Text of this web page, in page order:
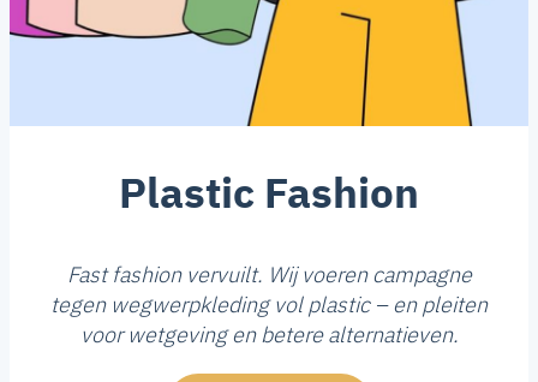
Plastic Fashion
Fast fashion vervuilt. Wij voeren campagne
tegen wegwerpkleding vol plastic – en pleiten
voor wetgeving en betere alternatieven.